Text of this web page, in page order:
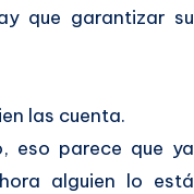
que garantizar su
las cuenta.
eso parece que ya
alguien lo está